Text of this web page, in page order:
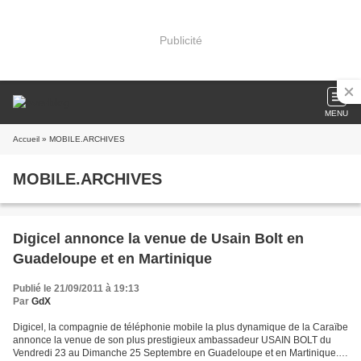
Publicité
MENU
Accueil » MOBILE.ARCHIVES
MOBILE.ARCHIVES
Digicel annonce la venue de Usain Bolt en
Guadeloupe et en Martinique
Publié le 21/09/2011 à 19:13
Par GdX
Digicel, la compagnie de téléphonie mobile la plus dynamique de la Caraïbe
annonce la venue de son plus prestigieux ambassadeur USAIN BOLT du
Vendredi 23 au Dimanche 25 Septembre en Guadeloupe et en Martinique.